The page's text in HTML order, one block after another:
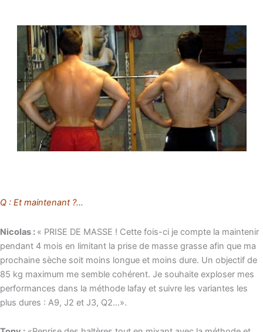
Q : Et maintenant ?…
Nicolas : « PRISE DE MASSE ! Cette fois-ci je compte la maintenir
pendant 4 mois en limitant la prise de masse grasse afin que ma
prochaine sèche soit moins longue et moins dure. Un objectif de
85 kg maximum me semble cohérent. Je souhaite exploser mes
performances dans la méthode lafay et suivre les variantes les
plus dures : A9, J2 et J3, Q2…».